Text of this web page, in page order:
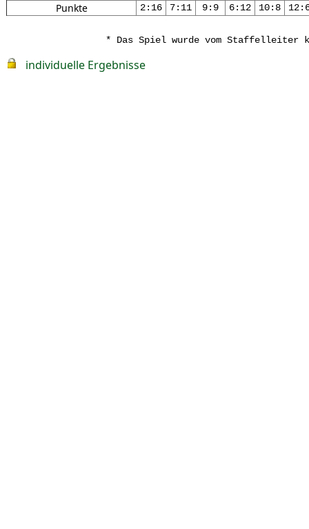
Punkte 2:16 7:11 9:9 6:12 10:8
* Das Spiel wurde vom Staffelleiter
individuelle Ergebnisse